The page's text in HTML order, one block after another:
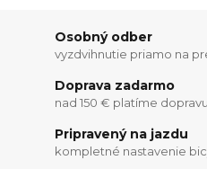
Osobný odber
vyzdvihnutie priamo na
Doprava zadarmo
nad 150 € platíme
Pripravený na jazdu
kompletné nastavenie